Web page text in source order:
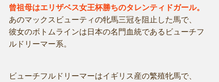
曾祖母はエリザベス女王杯勝ちのタレンティドガール。
あのマックスビューティの牝馬三冠を阻止した馬で、
彼女のボトムラインは日本の名門血統であるビューチフ
ルドリーマー系。
ビューチフルドリーマーはイギリス産の繁殖牝馬で、